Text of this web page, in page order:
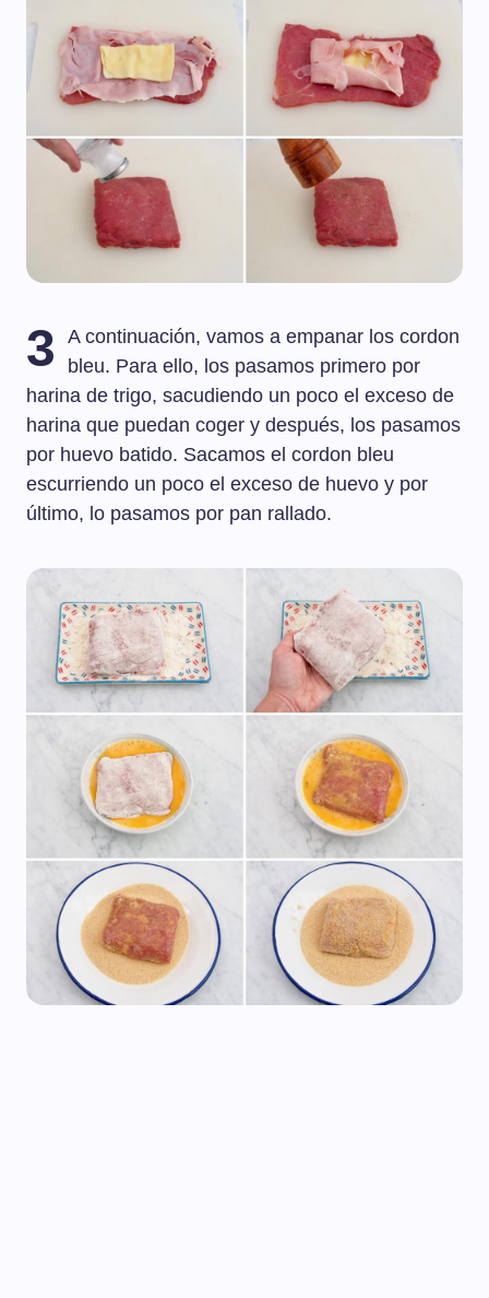
3
A continuación, vamos a empanar los cordon
bleu. Para ello, los pasamos primero por
harina de trigo, sacudiendo un poco el exceso de
harina que puedan coger y después, los pasamos
por huevo batido. Sacamos el cordon bleu
escurriendo un poco el exceso de huevo y por
último, lo pasamos por pan rallado.